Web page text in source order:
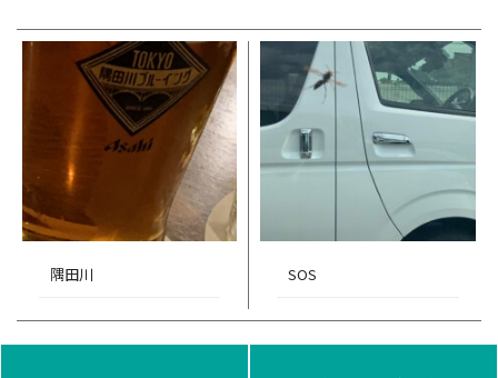
隅田川 SOS